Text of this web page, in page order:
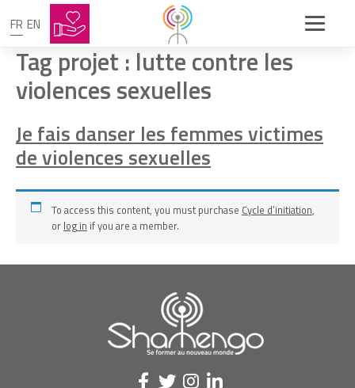
FR EN
Tag projet : lutte contre les
violences sexuelles
Je fais danser les femmes victimes
de violences sexuelles
To access this content, you must purchase Cycle d’initiation,
or log in if you are a member.